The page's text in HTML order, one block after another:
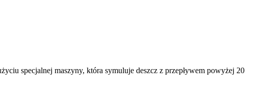
specjalnej maszyny, która symuluje deszcz z przepływem powyżej 20